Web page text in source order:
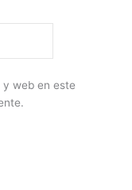
y web en este